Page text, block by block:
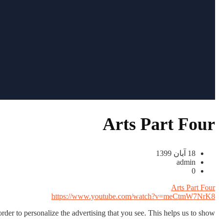
Arts Part Four
18 آبان 1399
admin
0
Arts Part Four
https://www.youtube.com/watch?v=meCtmW7NrK8
to personalize the advertising that you see. This helps us to show